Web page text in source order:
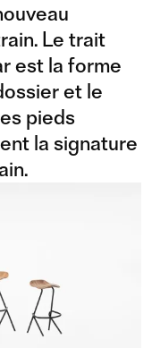
Le trait
est la forme
et le
pieds
la signature